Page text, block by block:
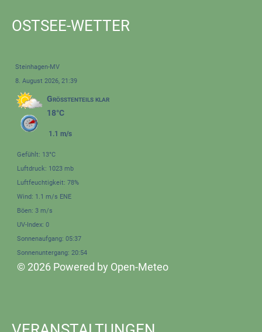
OSTSEE-WETTER
Steinhagen-MV
8. August 2026, 21:39
Größtenteils klar
18°C
1.1 m/s
Gefühlt: 13°C
Luftdruck: 1023 mb
Luftfeuchtigkeit: 78%
Wind: 1.1 m/s ENE
Böen: 3 m/s
UV-Index: 0
Sonnenaufgang: 05:37
Sonnenuntergang: 20:54
© 2026 Powered by Open-Meteo